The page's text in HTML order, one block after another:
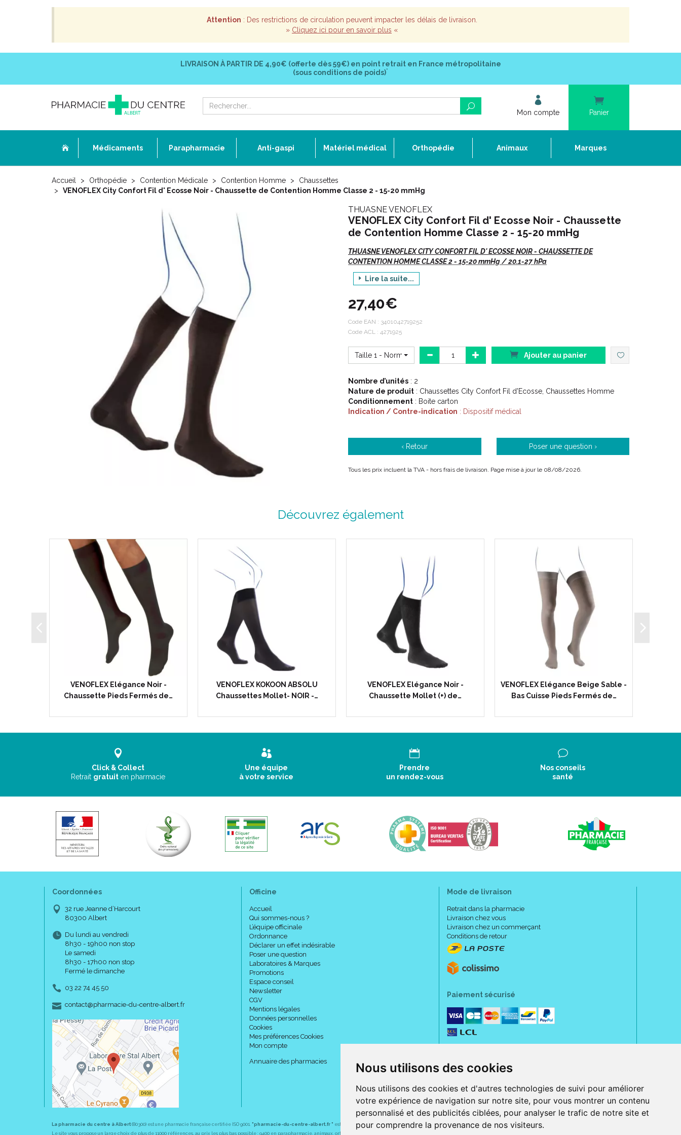
Nous utilisons des cookies
Nous utilisons des cookies et d'autres technologies de suivi pour améliorer
votre expérience de navigation sur notre site, pour vous montrer un contenu
personnalisé et des publicités ciblées, pour analyser le trafic de notre site et
pour comprendre la provenance de nos visiteurs.
Attention : Des restrictions de circulation peuvent impacter les délais de livraison.
» Cliquez ici pour en savoir plus «
LIVRAISON À PARTIR DE 4,90€ (offerte dès 59€) en point retrait en France métropolitaine
(sous conditions de poids)*
Mon compte Panier
Médicaments Parapharmacie Anti-gaspi Matériel médical Orthopédie Animaux Marques
Accueil Orthopédie Contention Médicale Contention Homme
Chaussettes
VENOFLEX City Confort Fil d' Ecosse Noir - Chaussette de Contention Homme Classe 2 - 15-20 mmHg
THUASNE VENOFLEX
VENOFLEX City Confort Fil d' Ecosse Noir - Chaussette
de Contention Homme Classe 2 - 15-20 mmHg
THUASNE VENOFLEX CITY CONFORT FIL D' ECOSSE NOIR - CHAUSSETTE DE
CONTENTION HOMME CLASSE 2 - 15-20 mmHg / 20.1-27 hPa
Venoflex City Confort Fil d' Ecosse
Si vous commandez, n' oubliez pas de préciser :
Votre TAILLE.
La hauteur ou le code
Indications :
Varices,
Description :
Le fil d' Ecosse est un coton haut de gamme ayant été anobli par un procédé
renforçant son aspect soyeux et la finesse de sa maille.
recommandée par les dermatologues.
Disponible en pieds longs.
Lavable en machine à 40°C.
Caractéristiques :
2 hauteurs : normal ou long.
Lire la suite...
27,40€
Code EAN : 3401042719252
Code ACL : 4271925
Taille 1 - Normal Ajouter au panier
Nombre d’unités : 2
Nature de produit : Chaussettes City Confort Fil d'Ecosse, Chaussettes Homme
Conditionnement : Boite carton
Indication / Contre-indication : Dispositif médical
‹ Retour Poser une question ›
Tous les prix incluent la TVA - hors frais de livraison. Page mise à jour le 08/08/2026.
Découvrez également
VENOFLEX Elégance Noir -
Chaussette Pieds Fermés de…
VENOFLEX KOKOON ABSOLU
Chaussettes Mollet- NOIR -…
VENOFLEX Elégance Noir -
Chaussette Mollet (+) de…
VENOFLEX Elégance Beige Sable -
Bas Cuisse Pieds Fermés de…
Click & Collect
Retrait gratuit en pharmacie
Une équipe
à votre service
Prendre
un rendez-vous
Nos conseils
santé
Coordonnées
32 rue Jeanne d’Harcourt
80300 Albert
Du lundi au vendredi
8h30 - 19h00 non stop
Le samedi
8h30 - 17h00 non stop
Fermé le dimanche
03 22 74 45 50
contact-
@-
pharmacie-du-centre-albert.fr
Officine
Accueil
Qui sommes-nous ?
L’équipe officinale
Ordonnance
Déclarer un effet indésirable
Poser une question
Laboratoires & Marques
Promotions
Espace conseil
Newsletter
CGV
Mentions légales
Données personnelles
Cookies
Mes préférences Cookies
Mon compte
Annuaire des pharmacies
Mode de livraison
Retrait dans la pharmacie
Livraison chez vous
Livraison chez un commerçant
Conditions de retour
Paiement sécurisé
La pharmacie du centre à Albert(80300) est une pharmacie française certifiée ISO 9001. "pharmacie-du-centre-albert.fr " est le site internet de l a pharmacie du centre, 32 rue Jeanne d' Harcourt, 80300 Albert.
Le site vous propose un large choix de plus de 11000 références, au prix les plus bas possible : 9400 en parapharmacie, animaux, orthopédie, matériel médical. 1700 en médicaments sans ordonnance.